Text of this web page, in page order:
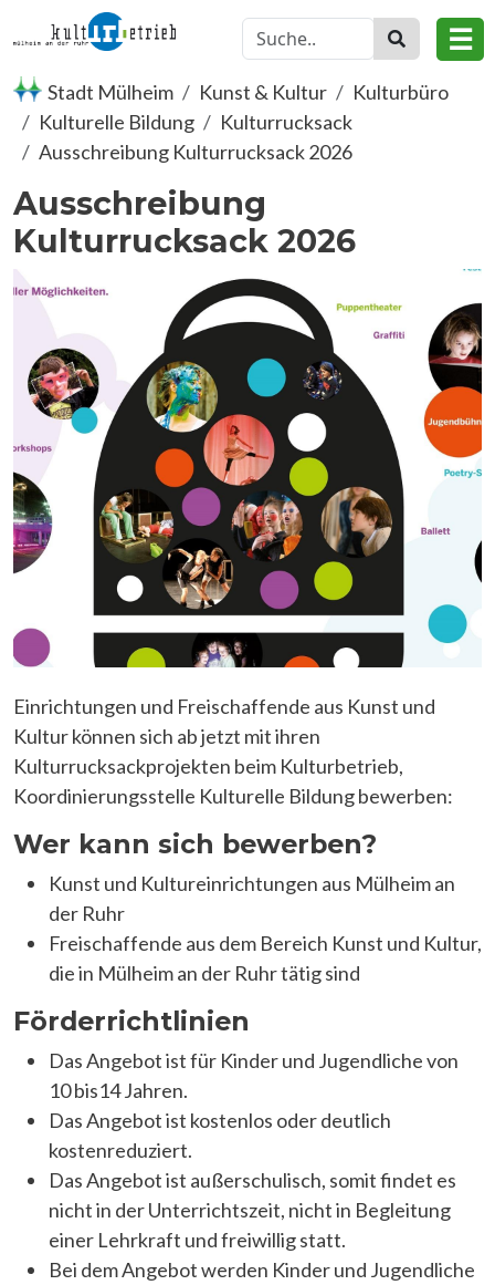
Direkt zum Inhalt
☰
Stadt Mülheim Kunst & Kultur
Kulturbüro
Kulturelle Bildung
Kulturrucksack
Ausschreibung Kulturrucksack 2026
Ausschreibung
Kulturrucksack 2026
Einrichtungen und Freischaffende aus Kunst und
Kultur können sich ab jetzt mit ihren
Kulturrucksackprojekten beim Kulturbetrieb,
Koordinierungsstelle Kulturelle Bildung bewerben:
Wer kann sich bewerben?
Kunst und Kultureinrichtungen aus Mülheim an
der Ruhr
Freischaffende aus dem Bereich Kunst und Kultur,
die in Mülheim an der Ruhr tätig sind
Förderrichtlinien
Das Angebot ist für Kinder und Jugendliche von
10 bis14 Jahren.
Das Angebot ist kostenlos oder deutlich
kostenreduziert.
Das Angebot ist außerschulisch, somit findet es
nicht in der Unterrichtszeit, nicht in Begleitung
einer Lehrkraft und freiwillig statt.
Bei dem Angebot werden Kinder und Jugendliche